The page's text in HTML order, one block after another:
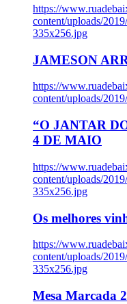
https://
content/uploads/
335x256.jpg
JAMESON
https://
content/uploads/
“O JANTAR
4 DE MAIO
https://
content/uploads/
335x256.jpg
Os melhores
https://
content/uploads/
335x256.jpg
Mesa Marcada